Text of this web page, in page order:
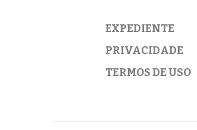
EXPEDIENTE
PRIVACIDADE
TERMOS DE USO